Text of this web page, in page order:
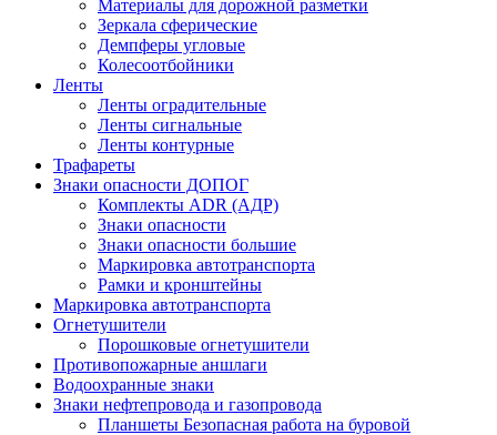
Материалы для дорожной разметки
Зеркала сферические
Демпферы угловые
Колесоотбойники
Ленты
Ленты оградительные
Ленты сигнальные
Ленты контурные
Трафареты
Знаки опасности ДОПОГ
Комплекты ADR (АДР)
Знаки опасности
Знаки опасности большие
Маркировка автотранспорта
Рамки и кронштейны
Маркировка автотранспорта
Огнетушители
Порошковые огнетушители
Противопожарные аншлаги
Водоохранные знаки
Знаки нефтепровода и газопровода
Планшеты Безопасная работа на буровой